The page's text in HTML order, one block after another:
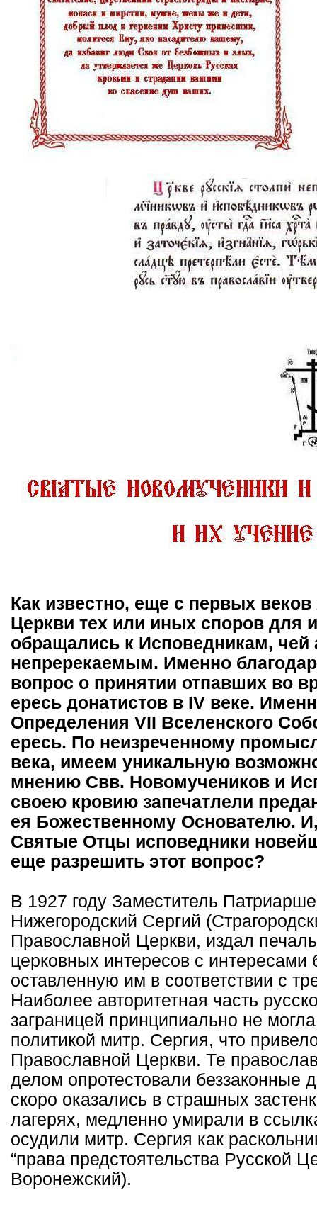
Как известно, еще с первых
Церкви тех или иных споров для
обращались к Исповедникам, чей
непререкаемым. Именно
вопрос о принятии отпавших во
ересь донатистов в IV веке.
Определения VII Вселенского
ересь. По неизреченному
века, имеем уникальную
мнению Свв. Новомучеников и
своею кровию запечатлели
ея Божественному Основателю.
Святые Отцы исповедники
еще разрешить этот вопрос?
В 1927 году Заместитель
Нижегородский Сергий
Православной Церкви, издал
церковных интересов с интересами
оставленную им в соответствии с
Наиболее авторитетная часть
заграницей принципиально не
политикой митр. Сергия, что
Православной Церкви. Те
делом опротестовали беззаконные
скоро оказались в страшных
лагерях, медленно умирали в
осудили митр. Сергия как
“права предстоятельства Русской
Воронежский).